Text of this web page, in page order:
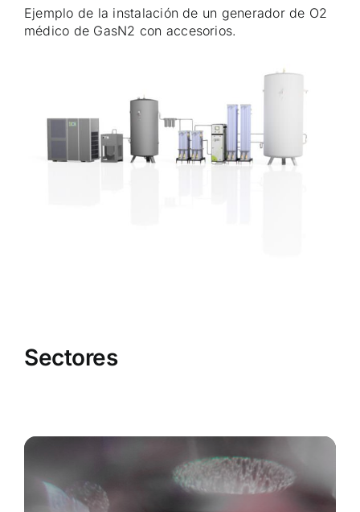
Ejemplo de la instalación de un generador de O2
médico de GasN2 con accesorios.
Sectores